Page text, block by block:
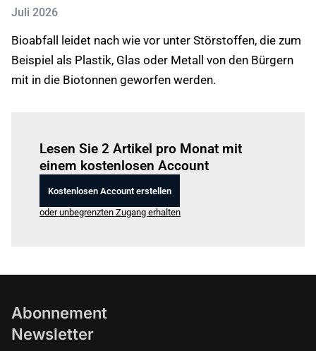
Juli 2026
Bioabfall leidet nach wie vor unter Störstoffen, die zum
Beispiel als Plastik, Glas oder Metall von den Bürgern
mit in die Biotonnen geworfen werden.
Lesen Sie 2 Artikel pro Monat mit
einem kostenlosen Account
Kostenlosen Account erstellen
oder unbegrenzten Zugang erhalten
Abonnement
Newsletter